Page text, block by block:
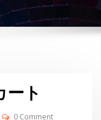
ート
0 Comment